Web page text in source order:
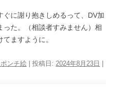
に謝り抱きしめるって、DV加
た。（相談者すみません）相
ますように。
ンチ絵 | 投稿日: 2024年8月23日